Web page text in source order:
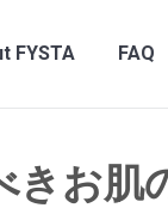
FYSTA FAQ
きお肌